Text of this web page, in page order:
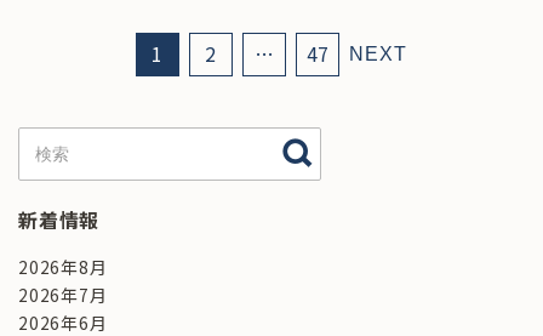
1 2 … 47 NEXT
新着情報
2026年8月
2026年7月
2026年6月